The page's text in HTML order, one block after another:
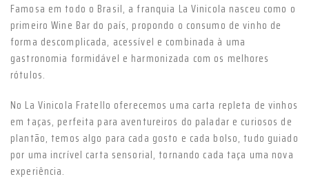
Famosa em todo o Brasil, a franquia La Vinicola nasceu como o
primeiro Wine Bar do país, propondo o consumo de vinho de
forma descomplicada, acessível e combinada à uma
gastronomia formidável e harmonizada com os melhores
rótulos.
No La Vinicola Fratello oferecemos uma carta repleta de vinhos
em taças, perfeita para aventureiros do paladar e curiosos de
plantão, temos algo para cada gosto e cada bolso, tudo guiado
por uma incrível carta sensorial, tornando cada taça uma nova
experiência.